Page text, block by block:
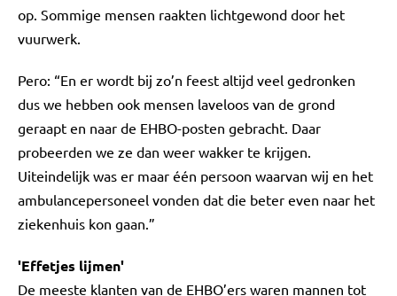
op. Sommige mensen raakten lichtgewond door het
vuurwerk.
Pero: “En er wordt bij zo’n feest altijd veel gedronken
dus we hebben ook mensen laveloos van de grond
geraapt en naar de EHBO-posten gebracht. Daar
probeerden we ze dan weer wakker te krijgen.
Uiteindelijk was er maar één persoon waarvan wij en het
ambulancepersoneel vonden dat die beter even naar het
ziekenhuis kon gaan.”
'Effetjes lijmen'
De meeste klanten van de EHBO’ers waren mannen tot